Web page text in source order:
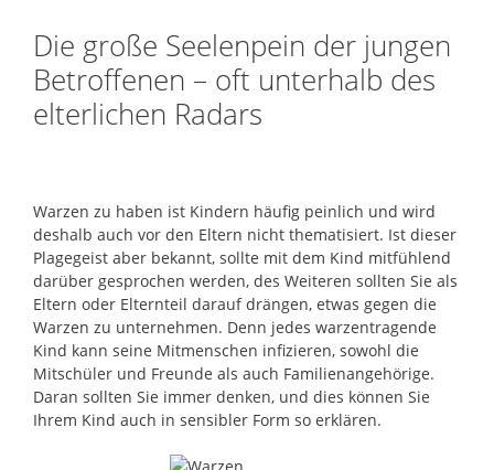
Die große Seelenpein der jungen
Betroffenen – oft unterhalb des
elterlichen Radars
Warzen zu haben ist Kindern häufig peinlich und wird
deshalb auch vor den Eltern nicht thematisiert. Ist dieser
Plagegeist aber bekannt, sollte mit dem Kind mitfühlend
darüber gesprochen werden, des Weiteren sollten Sie als
Eltern oder Elternteil darauf drängen, etwas gegen die
Warzen zu unternehmen. Denn jedes warzentragende
Kind kann seine Mitmenschen infizieren, sowohl die
Mitschüler und Freunde als auch Familienangehörige.
Daran sollten Sie immer denken, und dies können Sie
Ihrem Kind auch in sensibler Form so erklären.